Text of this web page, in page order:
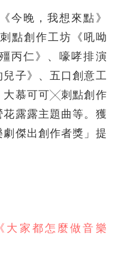
今晚，我想來點》
點創作工坊《吼呦
丙仁》、嚎哮排演
兒子》、五口創意工
大慕可可╳刺點創作
露露主題曲等。獲
傑出創作者獎」提
大家都怎麼做音樂